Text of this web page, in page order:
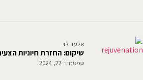
שיקום: החזרת חיוניות
אלעד לוי
ספטמבר 22, 2024